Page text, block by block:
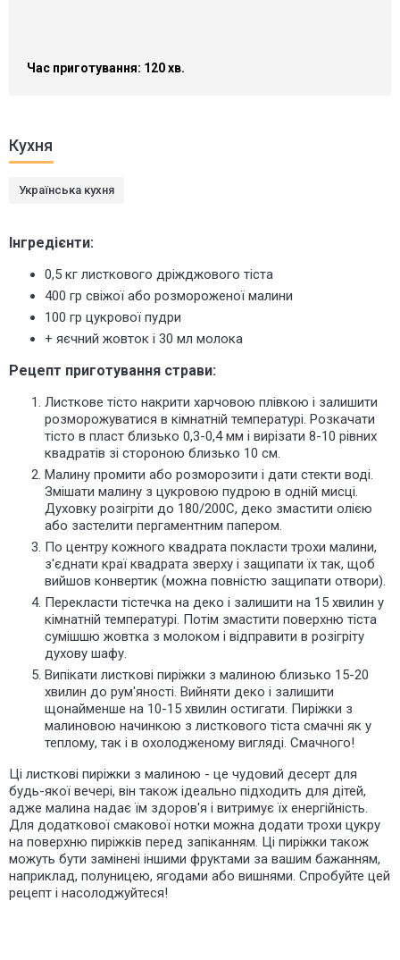
Час приготування: 120 хв.
Кухня
Українська кухня
Інгредієнти:
0,5 кг листкового дріжджового тіста
400 гр свіжої або розмороженої малини
100 гр цукрової пудри
+ яєчний жовток і 30 мл молока
Рецепт приготування страви:
Листкове тісто накрити харчовою плівкою і залишити
розморожуватися в кімнатній температурі. Розкачати
тісто в пласт близько 0,3-0,4 мм і вирізати 8-10 рівних
квадратів зі стороною близько 10 см.
Малину промити або розморозити і дати стекти воді.
Змішати малину з цукровою пудрою в одній мисці.
Духовку розігріти до 180/200С, деко змастити олією
або застелити пергаментним папером.
По центру кожного квадрата покласти трохи малини,
з'єднати краї квадрата зверху і защипати їх так, щоб
вийшов конвертик (можна повністю защипати отвори).
Перекласти тістечка на деко і залишити на 15 хвилин у
кімнатній температурі. Потім змастити поверхню тіста
сумішшю жовтка з молоком і відправити в розігріту
духову шафу.
Випікати листкові пиріжки з малиною близько 15-20
хвилин до рум'яності. Вийняти деко і залишити
щонайменше на 10-15 хвилин остигати. Пиріжки з
малиновою начинкою з листкового тіста смачні як у
теплому, так і в охолодженому вигляді. Смачного!
Ці листкові пиріжки з малиною - це чудовий десерт для
будь-якої вечері, він також ідеально підходить для дітей,
адже малина надає їм здоров'я і витримує їх енергійність.
Для додаткової смакової нотки можна додати трохи цукру
на поверхню пиріжків перед запіканням. Ці пиріжки також
можуть бути замінені іншими фруктами за вашим бажанням,
наприклад, полуницею, ягодами або вишнями. Спробуйте цей
рецепт і насолоджуйтеся!